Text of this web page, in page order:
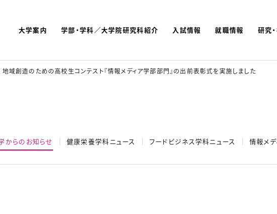
大学案内 学部・学科／大学院研究科紹介 入試情報 就職情報 研究
よく検索されているキーワード： 入試
創造のための高校生コンテスト『情報メディア学部部門』の出前表彰式を実施しました
からのお知らせ 健康栄養学科ニュース フードビジネス学科ニュース 情報メ